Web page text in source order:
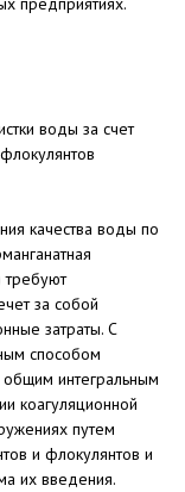
воды за счет
качества воды по
требуют
за собой
затраты. С
способом
интегральным
коагуляционной
путем
и флокулянтов и
их введения.